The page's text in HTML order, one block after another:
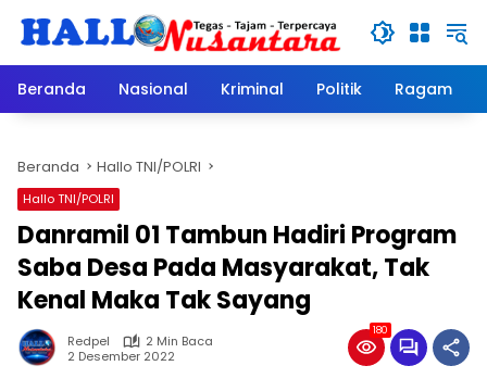
Beranda
Nasional Kriminal Politik Ragam
Beranda Hallo TNI/POLRI
Hallo TNI/POLRI
Danramil 01 Tambun Hadiri Program
Saba Desa Pada Masyarakat, Tak
Kenal Maka Tak Sayang
Redpel
2 Min Baca
2 Desember 2022
180